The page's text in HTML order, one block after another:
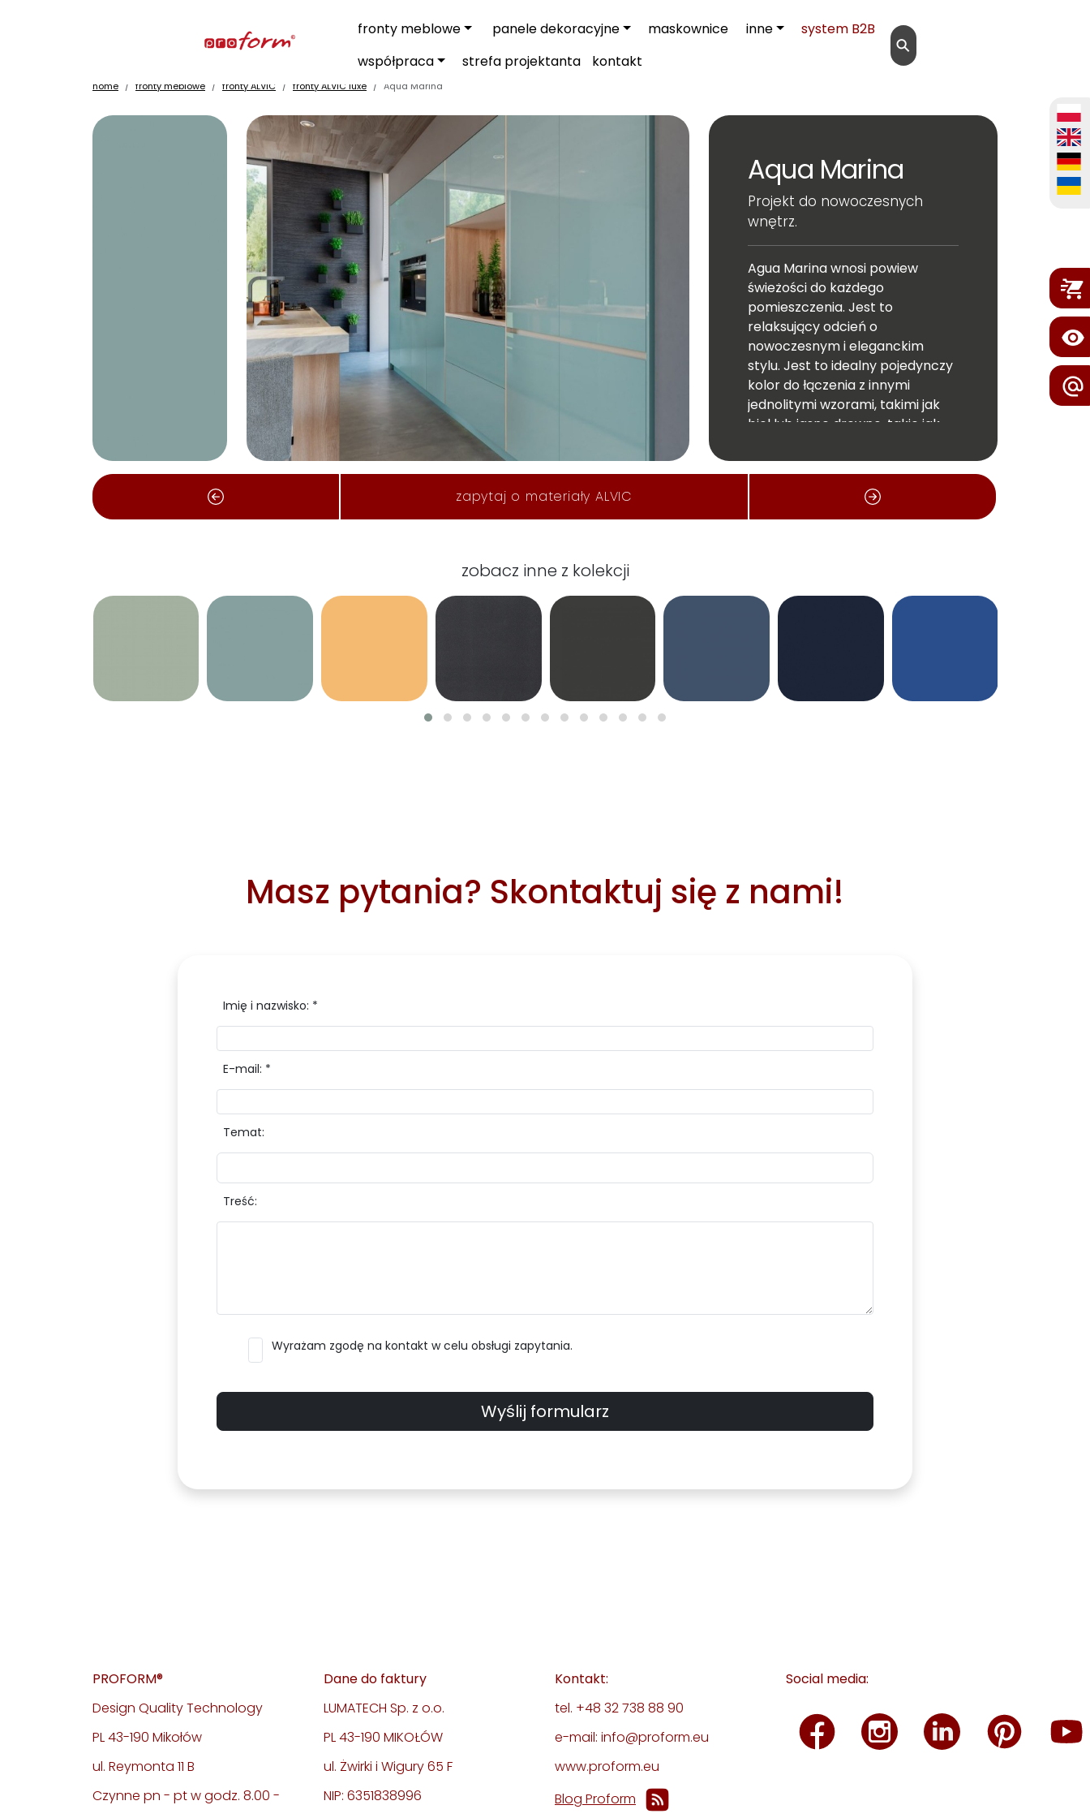
fronty meblowe panele dekoracyjne maskownice inne
system B2B
współpraca
strefa projektanta kontakt
⚲
home fronty meblowe fronty ALVIC fronty ALVIC luxe Aqua Marina
Aqua Marina
Projekt do nowoczesnych
wnętrz.
Agua Marina wnosi powiew
świeżości do każdego
pomieszczenia. Jest to
relaksujący odcień o
nowoczesnym i eleganckim
stylu. Jest to idealny pojedynczy
kolor do łączenia z innymi
jednolitymi wzorami, takimi jak
biel lub jasne drewno, takie jak
Wymiar całej płyty: 2750x1220 mm
zapytaj o materiały ALVIC
zobacz inne z kolekcji
Masz pytania? Skontaktuj się z nami!
Imię i nazwisko: *
E-mail: *
Temat:
Treść:
Wyrażam zgodę na kontakt w celu obsługi zapytania.
Wyślij formularz
PROFORM®
Design Quality Technology
PL 43-190 Mikołów
ul. Reymonta 11 B
Czynne pn - pt w godz. 8.00 -
Dane do faktury
LUMATECH Sp. z o.o.
PL 43-190 MIKOŁÓW
ul. Żwirki i Wigury 65 F
NIP: 6351838996
Kontakt:
tel. +48 32 738 88 90
e-mail: info@proform.eu
www.proform.eu
Blog Proform
Social media: